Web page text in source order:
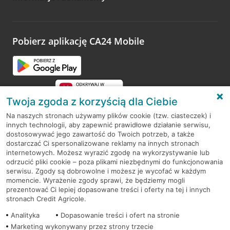
opinie.
Pobierz aplikację CA24 Mobile
RODO
Regulamin serwisu
Mapa serwisu
PolitykaCookies
Twoja zgoda z korzyścią dla Ciebie
Na naszych stronach używamy plików cookie (tzw. ciasteczek) i
innych technologii, aby zapewnić prawidłowe działanie serwisu,
dostosowywać jego zawartość do Twoich potrzeb, a także
dostarczać Ci spersonalizowane reklamy na innych stronach
internetowych. Możesz wyrazić zgodę na wykorzystywanie lub
odrzucić pliki cookie – poza plikami niezbędnymi do funkcjonowania
serwisu. Zgody są dobrowolne i możesz je wycofać w każdym
momencie. Wyrażenie zgody sprawi, że będziemy mogli
prezentować Ci lepiej dopasowane treści i oferty na tej i innych
stronach Credit Agricole.
Analityka
Dopasowanie treści i ofert na stronie
Marketing wykonywany przez strony trzecie